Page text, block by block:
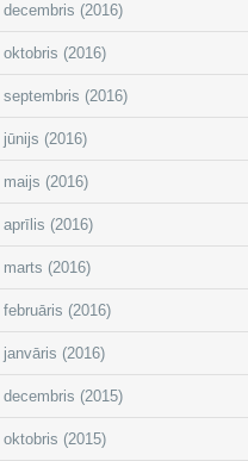
decembris (2016)
oktobris (2016)
septembris (2016)
jūnijs (2016)
maijs (2016)
aprīlis (2016)
marts (2016)
februāris (2016)
janvāris (2016)
decembris (2015)
oktobris (2015)